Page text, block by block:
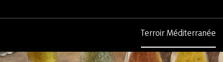
Terroir Méditerranée